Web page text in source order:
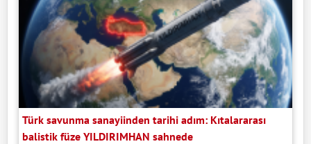
Türk savunma sanayiinden tarihi adım: Kıtalararası
balistik füze YILDIRIMHAN sahnede